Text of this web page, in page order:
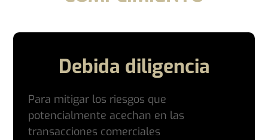
Debida diligencia
Para mitigar los riesgos que
potencialmente acechan en las
transacciones comerciales